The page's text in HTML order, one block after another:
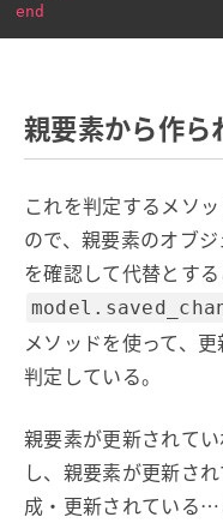
end
親要素から作ら
これを判定するメソ
ので、親要素のオブ
を確認して代替とす
メソッドを使って、
判定している。
親要素が更新されて
し、親要素が更新さ
成・更新されている